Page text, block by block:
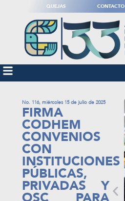
QUEJAS CONTACTO
No. 116, miércoles 15 de julio de 2025
FIRMA
CODHEM
CONVENIOS
CON
INSTITUCIONES
PÚBLICAS,
PRIVADAS Y